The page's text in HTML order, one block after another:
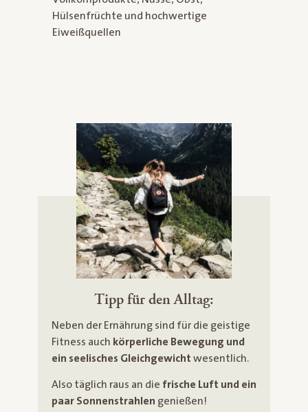
Hülsenfrüchte und hochwertige
Eiweißquellen
Tipp für den Alltag:
Neben der Ernährung sind für die geistige
Fitness auch körperliche Bewegung und
ein seelisches Gleichgewicht wesentlich.
Also täglich raus an die frische Luft und ein
paar Sonnenstrahlen genießen!